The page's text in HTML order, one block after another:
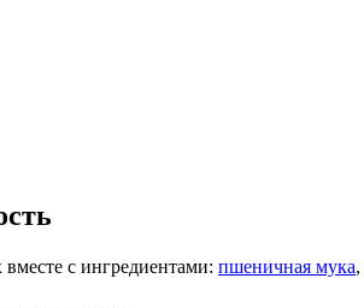
вместе с ингредиентами: пшеничная мука,